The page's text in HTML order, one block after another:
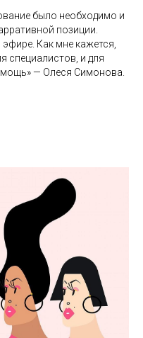
было необходимо и
позиции.
Как мне кажется,
специалистов, и для
— Олеся Симонова.